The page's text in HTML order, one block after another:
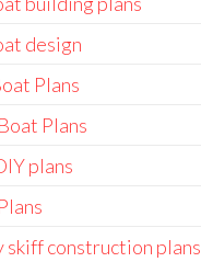
design
Plans
Plans
plans
skiff construction plans